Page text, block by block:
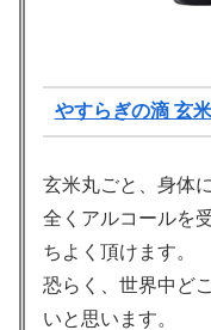
やすらぎの滴 玄
玄米丸ごと、身体
全くアルコールを
ちよく頂けます。
恐らく、世界中ど
いと思います。